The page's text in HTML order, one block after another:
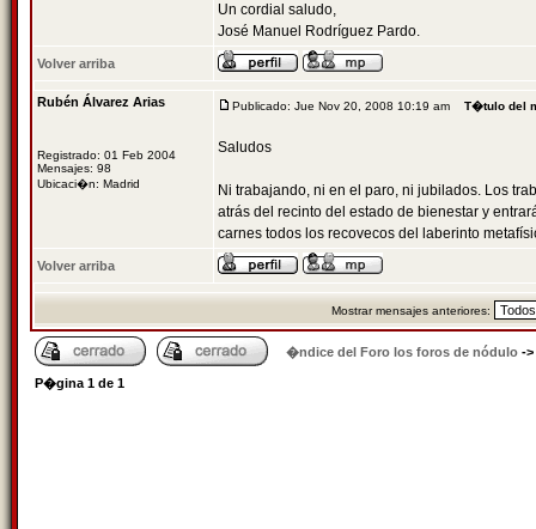
Un cordial saludo,
José Manuel Rodríguez Pardo.
Volver arriba
Rubén Álvarez Arias
Registrado: 01 Feb 2004
Mensajes: 98
Ubicaci�n: Madrid
Publicado: Jue Nov 20, 2008 10:19 am T�tulo del
Saludos
Ni trabajando, ni en el paro, ni jubilados. Los
atrás del recinto del estado de bienestar y
carnes todos los recovecos del laberinto
Volver arriba
Mostrar mensajes anteriores:
�ndice del Foro los foros de nódulo ->
P�gina 1 de 1